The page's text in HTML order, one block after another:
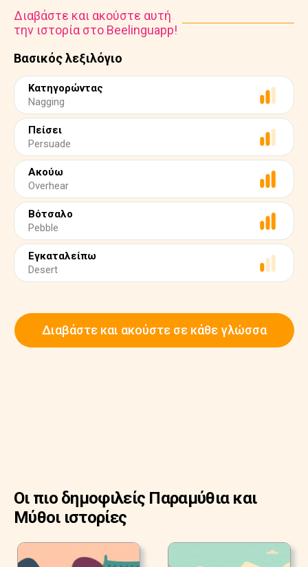
Βασικός λεξιλόγιο
Κατηγορώντας
Nagging
Πείσει
Persuade
Ακούω
Overhear
Βότσαλο
Pebble
Εγκαταλείπω
Desert
Διαβάστε και ακούστε αυτή
την ιστορία στο Beelinguapp!
Διαβάστε και ακούστε σε κάθε γλώσσα
Οι πιο δημοφιλείς Παραμύθια και
Μύθοι ιστορίες